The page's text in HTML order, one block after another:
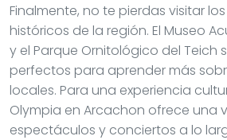
Finalmente, no te pierdas visitar
históricos de la región. El Museo
y el Parque Ornitológico del Teich
perfectos para aprender más
locales. Para una experiencia
Olympia en Arcachon ofrece una
espectáculos y conciertos a lo